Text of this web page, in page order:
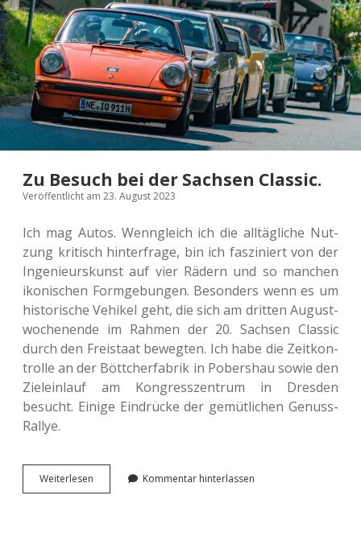
Zu Besuch bei der Sachsen Classic.
Veröffentlicht am 23. August 2023
Ich mag Autos. Wenn­gleich ich die all­täg­li­che Nut­
zung kri­tisch hin­ter­fra­ge, bin ich fas­zi­niert von der
Inge­nieurs­kunst auf vier Rädern und so man­chen
iko­ni­schen Form­ge­bun­gen. Beson­ders wenn es um
his­to­ri­sche Vehi­kel geht, die sich am drit­ten August­
wo­chen­en­de im Rahmen der 20. Sach­sen Clas­sic
durch den Frei­staat beweg­ten. Ich habe die Zeit­kon­
trol­le an der Bött­cher­fa­brik in Pobers­hau sowie den
Ziel­ein­lauf am Kon­gress­zen­trum in Dres­den
besucht. Einige Ein­drü­cke der gemüt­li­chen Genuss-
Rallye.
Wei­ter­le­sen
Besuch
Kommentar hinterlassen